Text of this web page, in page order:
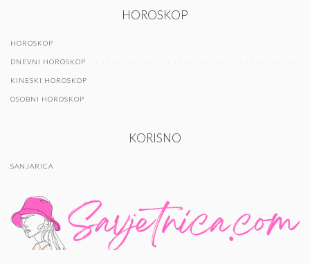
HOROSKOP
HOROSKOP
DNEVNI HOROSKOP
KINESKI HOROSKOP
OSOBNI HOROSKOP
KORISNO
SANJARICA